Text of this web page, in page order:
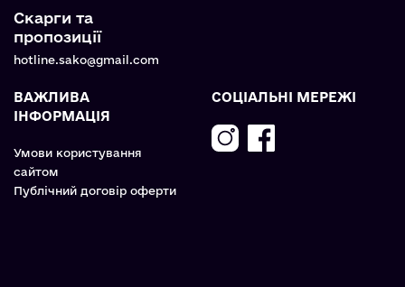
Скарги та
пропозиції
hotline.sako@gmail.com
ВАЖЛИВА
ІНФОРМАЦІЯ
Умови користування
сайтом
Публічний договір оферти
СОЦІАЛЬНІ МЕРЕЖІ